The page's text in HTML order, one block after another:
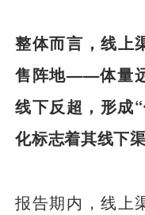
整体而言，线上
售阵地——体量
线下反超，形成
化标志着其线下
报告期内，线上